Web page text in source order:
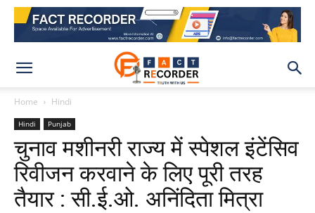
Home Hindi
Hindi Punjab
चुनाव मशीनरी राज्य में स्पेशल इंटेंसिव
रिवीजन करवाने के लिए पूरी तरह
तैयार : सी.ई.ओ. अनिंदिता मित्रा